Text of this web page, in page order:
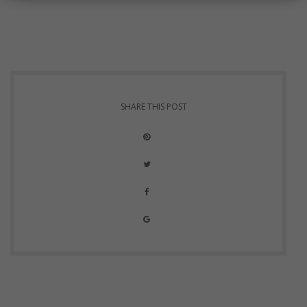
SHARE THIS POST